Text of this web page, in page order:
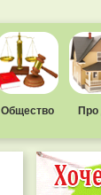
Общество Про